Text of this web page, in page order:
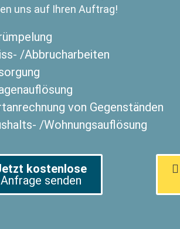
uns auf Ihren Auftrag!
/Abbrucharbeiten
von Gegenständen
/Wohnungsauflösung
kostenlose
Anfrage senden